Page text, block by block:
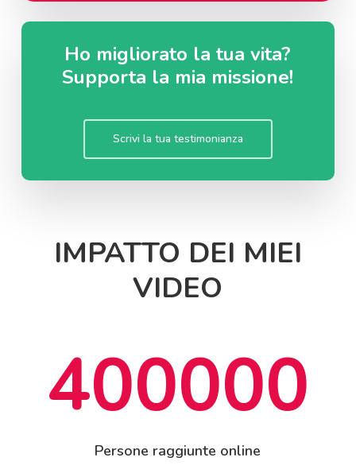
Ho migliorato la tua vita?
Supporta la mia missione!
Scrivi la tua testimonianza
IMPATTO DEI MIEI
VIDEO
400000
Persone raggiunte online